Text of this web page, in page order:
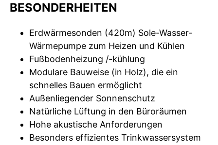
BESONDERHEITEN
Erdwärmesonden (420m) Sole-Wasser-
Wärmepumpe zum Heizen und Kühlen
Fußbodenheizung /-kühlung
Modulare Bauweise (in Holz), die ein
schnelles Bauen ermöglicht
Außenliegender Sonnenschutz
Natürliche Lüftung in den Büroräumen
Hohe akustische Anforderungen
Besonders effizientes Trinkwassersystem